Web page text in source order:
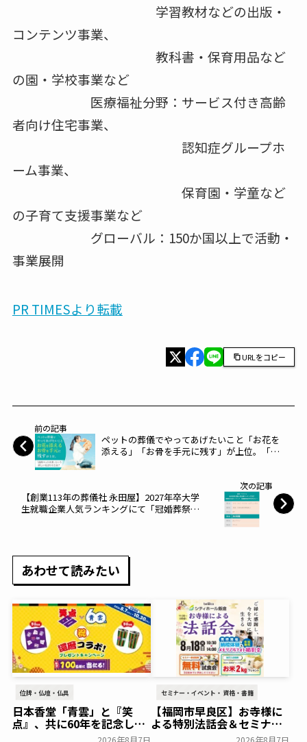
学習教材などの出版・
コンテンツ事業、
教科書・保育用品など
の園・学校事業など
医療福祉分野：サービス付き高齢
者向け住宅事業、
認知症グループホ
ーム事業、
保育園・学童など
の子育て支援事業など
グローバル：150か国以上で活動・
事業展開
PR TIMESより転載
URLをコピー
前の記事
ペットの葬儀でやってあげたいこと「お花を
添える」「お骨を手元に残す」が上位。「訪
次の記事
【創業113年の葬儀社 永田屋】2027年卒大学
生就職企業人気ランキングにて「冠婚葬祭部
あわせて読みたい
位牌・仏壇・仏具
日本香堂「青雲」と『笑
点』、共に60年を記念した
初コラボ！オリジナルグッ
セミナー・イベント・資格・書籍
【福岡市早良区】お寺様に
よる特別法話会＆セミナー
特典「無料試食会」を8月